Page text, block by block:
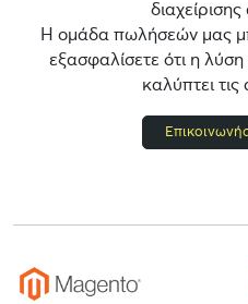
Η ομάδα πωλήσεών μας
εξασφαλίσετε ότι η
καλύπτει